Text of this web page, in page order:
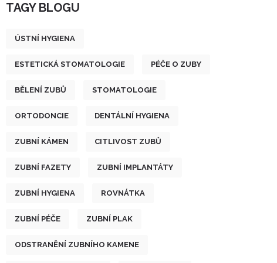
TAGY BLOGU
ÚSTNÍ HYGIENA
ESTETICKÁ STOMATOLOGIE PÉČE O ZUBY
BĚLENÍ ZUBŮ STOMATOLOGIE
ORTODONCIE DENTÁLNÍ HYGIENA
ZUBNÍ KÁMEN CITLIVOST ZUBŮ
ZUBNÍ FAZETY ZUBNÍ IMPLANTÁTY
ZUBNÍ HYGIENA ROVNÁTKA
ZUBNÍ PÉČE ZUBNÍ PLAK
ODSTRANĚNÍ ZUBNÍHO KAMENE